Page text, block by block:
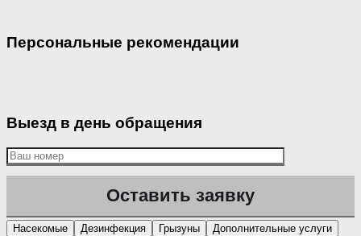
Персональные рекомендации
Выезд в день обращения
Насекомые Дезинфекция Грызуны
Дополнительные услуги